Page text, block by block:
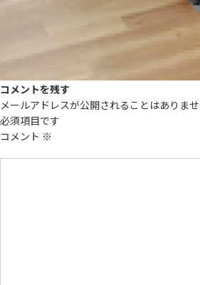
コメントを残す
メールアドレスが公開されることはありませ
必須項目です
コメント ※